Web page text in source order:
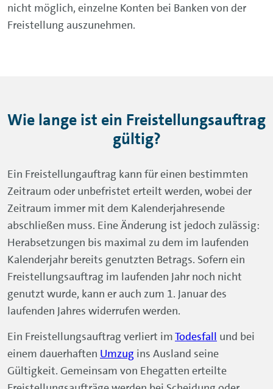
nicht möglich, einzelne Konten bei Banken von der
Freistellung auszunehmen.
Wie lange ist ein Freistellungsauftrag
gültig?
Ein Freistellungauftrag kann für einen bestimmten
Zeitraum oder unbefristet erteilt werden, wobei der
Zeitraum immer mit dem Kalenderjahresende
abschließen muss. Eine Änderung ist jedoch zulässig:
Herabsetzungen bis maximal zu dem im laufenden
Kalenderjahr bereits genutzten Betrags. Sofern ein
Freistellungsauftrag im laufenden Jahr noch nicht
genutzt wurde, kann er auch zum 1. Januar des
laufenden Jahres widerrufen werden.
Ein Freistellungsauftrag verliert imTodesfall und bei
einem dauerhaften Umzug ins Ausland seine
Gültigkeit. Gemeinsam von Ehegatten erteilte